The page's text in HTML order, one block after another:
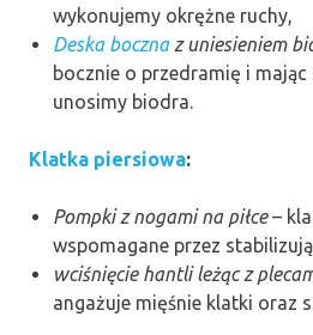
wykonujemy okrężne ruchy,
Deska bocznaz uniesieniem
bocznie o przedramię i
unosimy biodra.
Klatka piersiowa:
Pompki z nogami na piłce–
wspomagane przez
wciśnięcie hantli leżąc z
angażuje mięśnie klatki oraz